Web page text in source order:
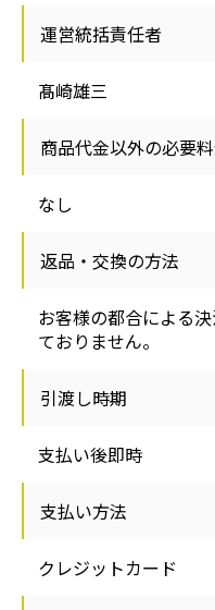
運営統括責任者
髙崎雄三
商品代金以外の必要
なし
返品・交換の方法
お客様の都合による
ておりません。
引渡し時期
支払い後即時
支払い方法
クレジットカード